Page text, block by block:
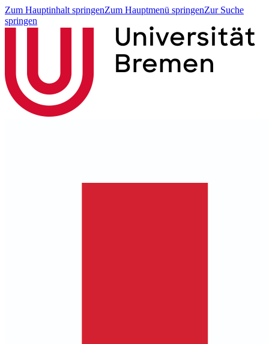
Zum Hauptinhalt springenZum Hauptmenü springenZur Suche
springen